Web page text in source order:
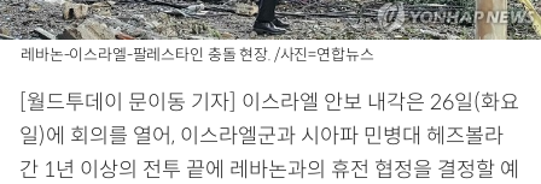
레바논-이스라엘-팔레스타인 충돌 현장. /사진=연합뉴스
[월드투데이 문이동 기자] 이스라엘 안보 내각은 26일(화요
일)에 회의를 열어, 이스라엘군과 시아파 민병대 헤즈볼라
간 1년 이상의 전투 끝에 레바논과의 휴전 협정을 결정할 예